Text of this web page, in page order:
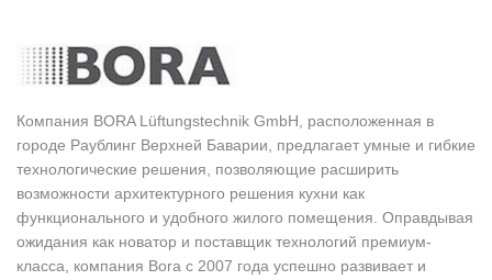
Компания BORA Lüftungstechnik GmbH, расположенная в
городе Раублинг Верхней Баварии, предлагает умные и гибкие
технологические решения, позволяющие расширить
возможности архитектурного решения кухни как
функционального и удобного жилого помещения. Оправдывая
ожидания как новатор и поставщик технологий премиум-
класса, компания Bora с 2007 года успешно развивает и